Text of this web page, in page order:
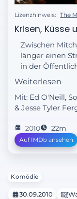
Lizenzhinweis: The
Krisen, Küsse
Zwischen
länger einen
in der
Familienessen
Gloria macht
Weiterlesen
Mit: Ed O'Neill,
& Jesse Tyler
2010 22m
Auf IMDb ansehen
Komödie
30.09.2010